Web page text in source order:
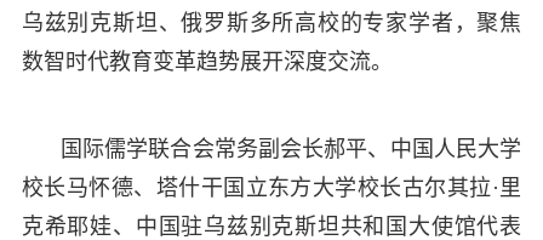
乌兹别克斯坦、俄罗斯多所高校的专家学者，聚焦
数智时代教育变革趋势展开深度交流。
国际儒学联合会常务副会长郝平、中国人民大学
校长马怀德、塔什干国立东方大学校长古尔其拉·里
克希耶娃、中国驻乌兹别克斯坦共和国大使馆代表